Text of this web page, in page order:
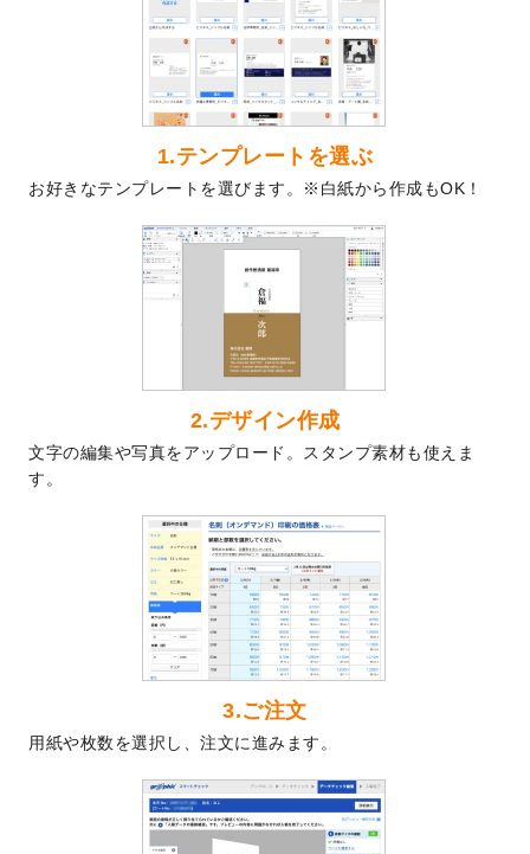
を公開いたしました。
喪中はがきのデザインテンプレート
いたしました。
2025年版1月始まりのカレンダーデザイン
テンプレート
を公開いたしました。
なりました！
プラスチックカードのデザインテンプレー
トを追加しました。
回数券のデザインテンプレート
した。
暑中見舞いのデザインテンプレート
しました。
メッセージカードのデザインテンプレート
を追加しました。
2024/6/14
エコノミータイプののぼりが作成できるよ
うになりました！
【新商品】のぼり
が作成できるようになり
ました！
DMのデザインテンプレートを追加しまし
た。
【新商品】ステッカー
なりました！
2024年版4月始まりのカレンダーデザイン
テンプレートを公開いたしました。
2024年辰年の年賀ポスターデザインテンプ
1.テンプレートを選ぶ
お好きなテンプレートを選びます。※白紙から作成もOK！
2.デザイン作成
文字の編集や写真をアップロード。スタンプ素材も使えま
す。
3.ご注文
用紙や枚数を選択し、注文に進みます。